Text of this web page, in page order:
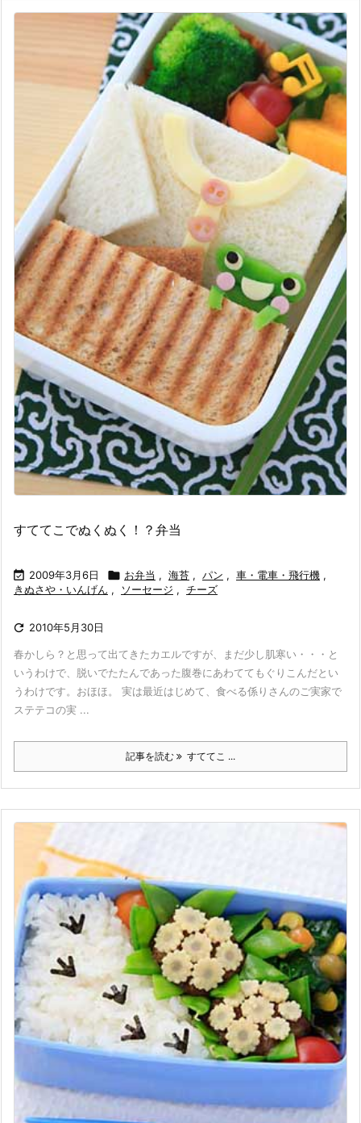
すててこでぬくぬく！？弁当
 2009年3月6日  お弁当 , 海苔 , パン , 車・電車・飛行機 ,
きぬさや・いんげん , ソーセージ , チーズ
 2010年5月30日
春かしら？と思って出てきたカエルですが、まだ少し肌寒い・・・と
いうわけで、脱いでたたんであった腹巻にあわててもぐりこんだとい
うわけです。おほほ。 実は最近はじめて、食べる係りさんのご実家で
ステテコの実 ...
記事を読む すててこ ...